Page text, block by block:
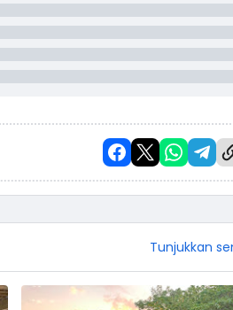
Tunjukkan